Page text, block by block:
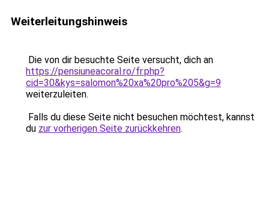
Weiterleitungshinweis
Die von dir besuchte Seite versucht, dich an
https://pensiuneacoral.ro/fr.php?
cid=30&kys=salomon%20xa%20pro%205&g=9
weiterzuleiten.
Falls du diese Seite nicht besuchen möchtest, kannst
du zur vorherigen Seite zurückkehren.